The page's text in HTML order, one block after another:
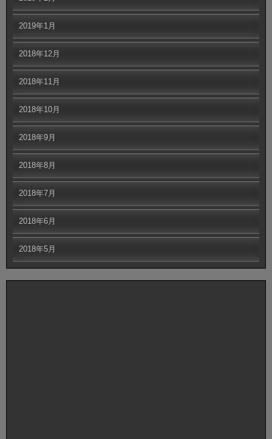
2019年1月
2018年12月
2018年11月
2018年10月
2018年9月
2018年8月
2018年7月
2018年6月
2018年5月